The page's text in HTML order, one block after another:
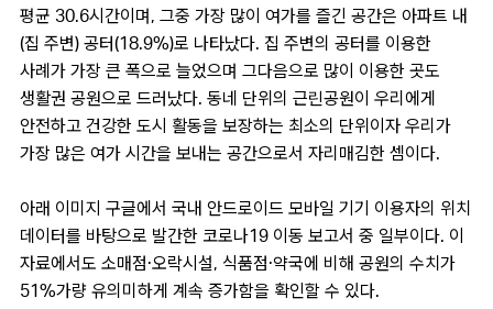
평균 30.6시간이며, 그중 가장 많이 여가를 즐긴 공간은 아파트 내
(집 주변) 공터(18.9%)로 나타났다. 집 주변의 공터를 이용한
사례가 가장 큰 폭으로 늘었으며 그다음으로 많이 이용한 곳도
생활권 공원으로 드러났다. 동네 단위의 근린공원이 우리에게
안전하고 건강한 도시 활동을 보장하는 최소의 단위이자 우리가
가장 많은 여가 시간을 보내는 공간으로서 자리매김한 셈이다.
아래 이미지 구글에서 국내 안드로이드 모바일 기기 이용자의 위치
데이터를 바탕으로 발간한 코로나19 이동 보고서 중 일부이다. 이
자료에서도 소매점·오락시설, 식품점·약국에 비해 공원의 수치가
51%가량 유의미하게 계속 증가함을 확인할 수 있다.